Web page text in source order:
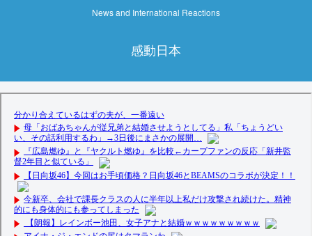
News and International Reactions
感動日本